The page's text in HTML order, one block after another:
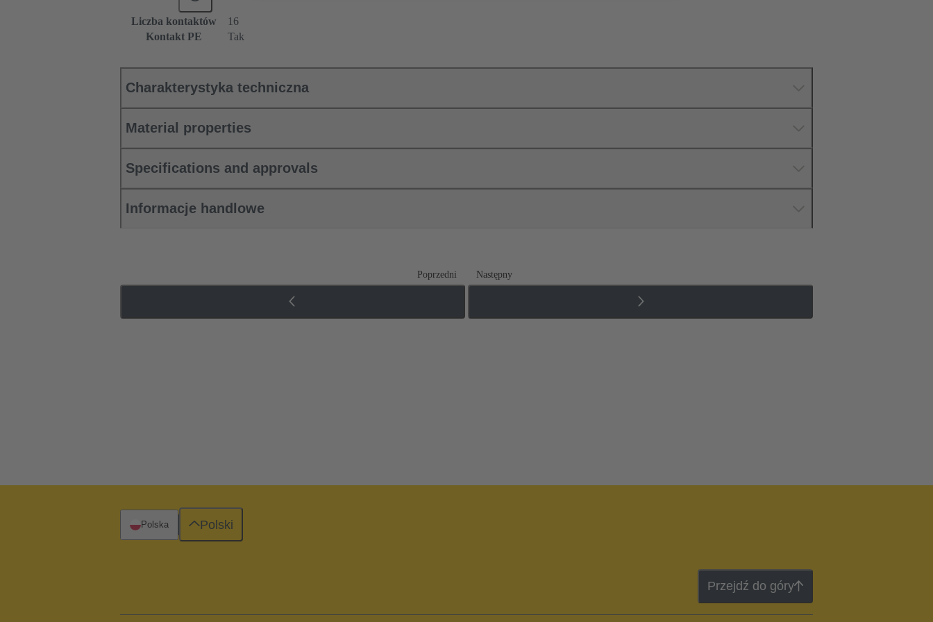
Liczba kontaktów
16
Kontakt PE
Tak
Charakterystyka techniczna
Material properties
Specifications and approvals
Informacje handlowe
Poprzedni Następny
Przejdź do góry
Polska Polski